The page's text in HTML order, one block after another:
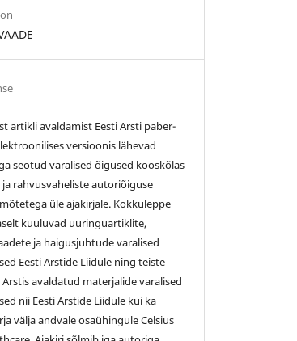
artikli avaldamist Eesti Arsti paber-
versioonis lähevad
seotud varalised õigused kooskõlas
ja rahvusvaheliste autoriõiguse
üle ajakirjale. Kokkuleppe
kuuluvad uuringuartiklite,
ja haigusjuhtude varalised
Eesti Arstide Liidule ning teiste
Arstis avaldatud materjalide varalised
nii Eesti Arstide Liidule kui ka
välja andvale osaühingule Celsius